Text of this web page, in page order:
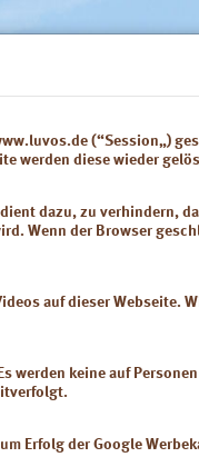
(“Session„)
werden diese wieder
dazu, zu verhindern,
Wenn der Browser
auf dieser Webseite.
keine auf
Erfolg der Google